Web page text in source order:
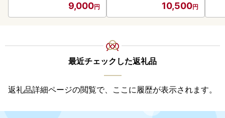
9,000 10,500
最近チェックした返礼品
返礼品詳細ページの閲覧で、ここに履歴が表示されます。